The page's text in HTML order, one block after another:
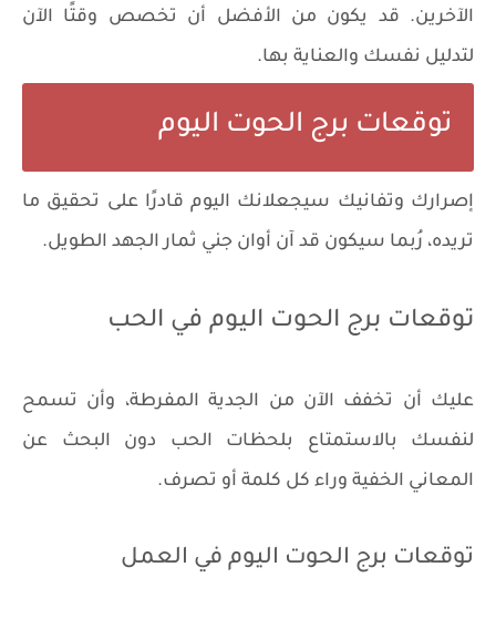
الآخرين. قد يكون من الأفضل أن تخصص وقتًا الآن
لتدليل نفسك والعناية بها.
توقعات برج الحوت اليوم
إصرارك وتفانيك سيجعلانك اليوم قادرًا على تحقيق ما
تريده، رُبما سيكون قد آن أوان جني ثمار الجهد الطويل.
توقعات برج الحوت اليوم في الحب
عليك أن تخفف الآن من الجدية المفرطة، وأن تسمح
لنفسك بالاستمتاع بلحظات الحب دون البحث عن
المعاني الخفية وراء كل كلمة أو تصرف.
توقعات برج الحوت اليوم في العمل